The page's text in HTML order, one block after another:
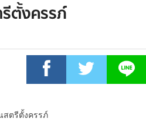
ตั้งครรภ์